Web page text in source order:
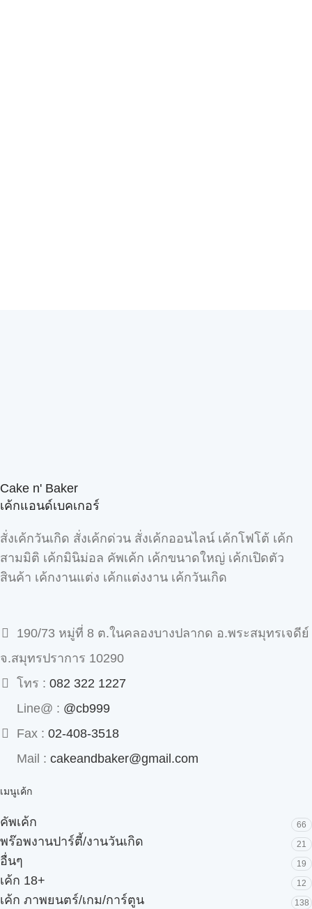
Cake n' Baker
เค้กแอนด์เบคเกอร์
สั่งเค้กวันเกิด สั่งเค้กด่วน สั่งเค้กออนไลน์ เค้กโฟโต้ เค้ก
สามมิติ เค้กมินิม่อล คัพเค้ก เค้กขนาดใหญ่ เค้กเปิดตัว
สินค้า เค้กงานแต่ง เค้กแต่งงาน เค้กวันเกิด
190/73 หมู่ที่ 8 ต.ในคลองบางปลากด อ.พระสมุทรเจดีย์
จ.สมุทรปราการ 10290
โทร : 082 322 1227
Line@ : @cb999
Fax : 02-408-3518
Mail : cakeandbaker@gmail.com
เมนูเค้ก
คัพเค้ก 66
พร๊อพงานปาร์ตี้/งานวันเกิด 21
อื่นๆ 19
เค้ก 18+ 12
เค้ก ภาพยนตร์/เกม/การ์ตูน 138